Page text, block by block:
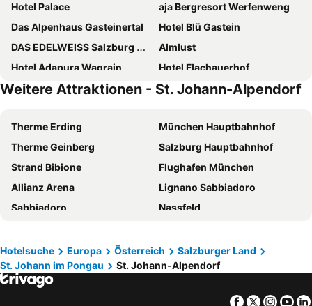
Hotel Palace
aja Bergresort Werfenweng
Das Alpenhaus Gasteinertal
Hotel Blü Gastein
DAS EDELWEISS Salzburg Mountain Resort
Almlust
Hotel Adapura Wagrain
Hotel Flachauerhof
Hotel Rauscher - Das Naturteichparadies
Österreichischer Hof
Hotel Wagrainerhof
harry's home hotel Bischofshofen
Hotel Tauernhof
Das.Goldberg
smartHOTEL
Sporthotel Wagrain
Ferienwelt Kesselgrub
Scheffer's Hotel
Hotel Alpina
Alpenland St Johann
Hotel Alpenwelt
POST POST Hotel - Alpine Boutique Hotel & Spa
Hotel Alte Post
Aldiana Club Hochkönig
Hotel Nesslerhof
Weitere Attraktionen - St. Johann-Alpendorf
Therme Erding
München Hauptbahnhof
Therme Geinberg
Salzburg Hauptbahnhof
Strand Bibione
Flughafen München
Allianz Arena
Lignano Sabbiadoro
Sabbiadoro
Nassfeld
Zauchensee skiing area
Messezentrum Salzburg
Hauptbahnhof Graz
Wörtherseestadion
Aqua-Dome
Hotelsuche Europa Österreich
Salzburger Land
St. Johann im Pongau
St. Johann-Alpendorf
Facebook
Twitter